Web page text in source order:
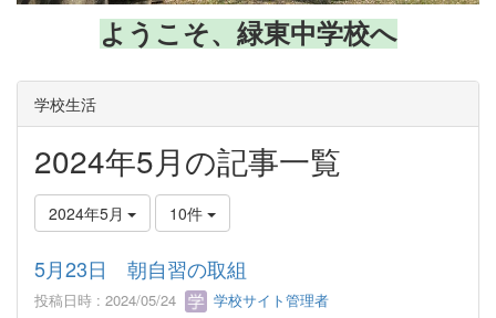
ようこそ、緑東中学校へ
学校生活
2024年5月の記事一覧
2024年5月 10件
5月23日 朝自習の取組
投稿日時 : 2024/05/24 学校サイト管理者